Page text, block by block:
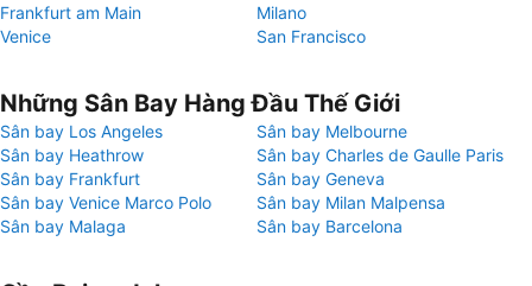
Frankfurt am Main
Milano
Venice
San Francisco
Những Sân Bay Hàng Đầu Thế Giới
Sân bay Los Angeles
Sân bay Melbourne
Sân bay Heathrow
Sân bay Charles de Gaulle Paris
Sân bay Frankfurt
Sân bay Geneva
Sân bay Venice Marco Polo
Sân bay Milan Malpensa
Sân bay Malaga
Sân bay Barcelona